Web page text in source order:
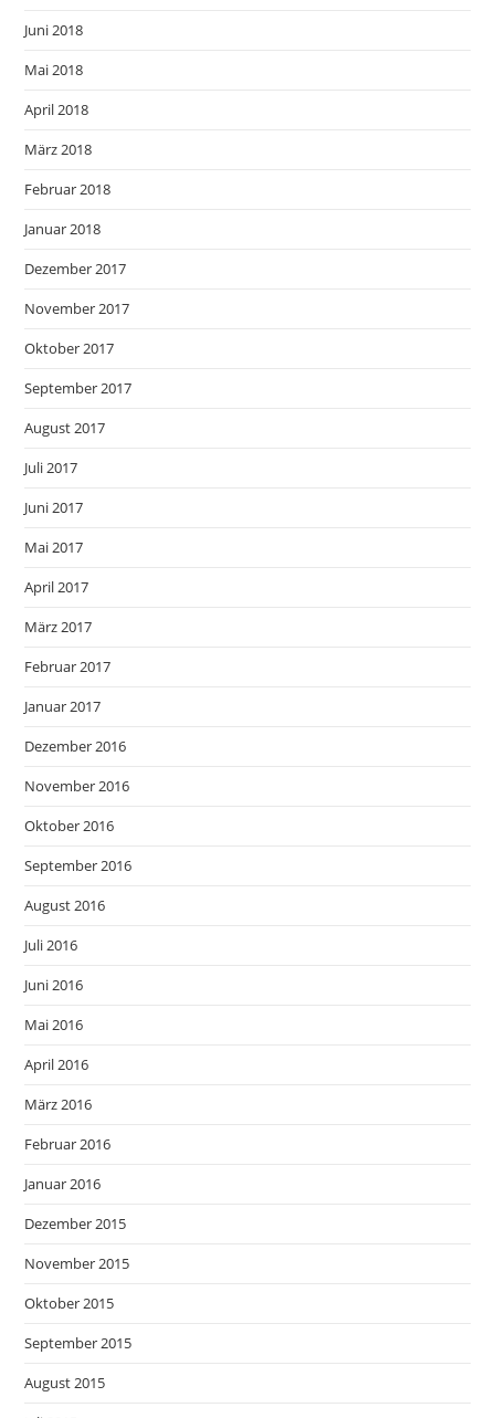
Juni 2018
Mai 2018
April 2018
März 2018
Februar 2018
Januar 2018
Dezember 2017
November 2017
Oktober 2017
September 2017
August 2017
Juli 2017
Juni 2017
Mai 2017
April 2017
März 2017
Februar 2017
Januar 2017
Dezember 2016
November 2016
Oktober 2016
September 2016
August 2016
Juli 2016
Juni 2016
Mai 2016
April 2016
März 2016
Februar 2016
Januar 2016
Dezember 2015
November 2015
Oktober 2015
September 2015
August 2015